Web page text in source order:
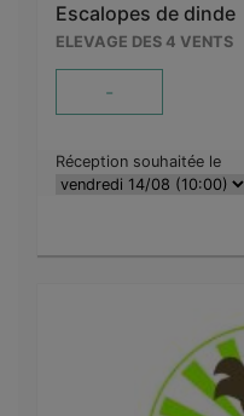
Escalopes de dinde
ELEVAGE DES 4 VENTS
-
Réception souhaitée le